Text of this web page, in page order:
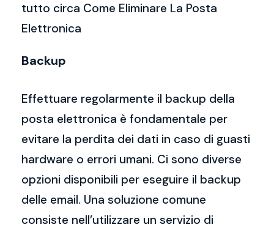
tutto circa Come Eliminare La Posta
Elettronica
Backup
Effettuare regolarmente il backup della
posta elettronica è fondamentale per
evitare la perdita dei dati in caso di guasti
hardware o errori umani. Ci sono diverse
opzioni disponibili per eseguire il backup
delle email. Una soluzione comune
consiste nell’utilizzare un servizio di